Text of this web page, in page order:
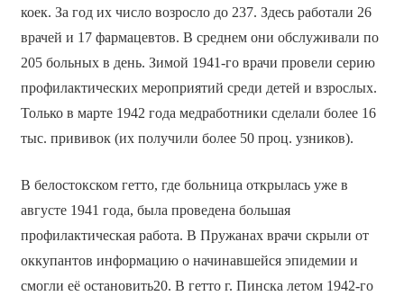
коек. За год их число возросло до 237. Здесь работали 26
врачей и 17 фармацевтов. В среднем они обслуживали по
205 больных в день. Зимой 1941-го врачи провели серию
профилактических мероприятий среди детей и взрослых.
Только в марте 1942 года медработники сделали более 16
тыс. прививок (их получили более 50 проц. узников).
В белостокском гетто, где больница открылась уже в
августе 1941 года, была проведена большая
профилактическая работа. В Пружанах врачи скрыли от
оккупантов информацию о начинавшейся эпидемии и
смогли её остановить20. В гетто г. Пинска летом 1942-го